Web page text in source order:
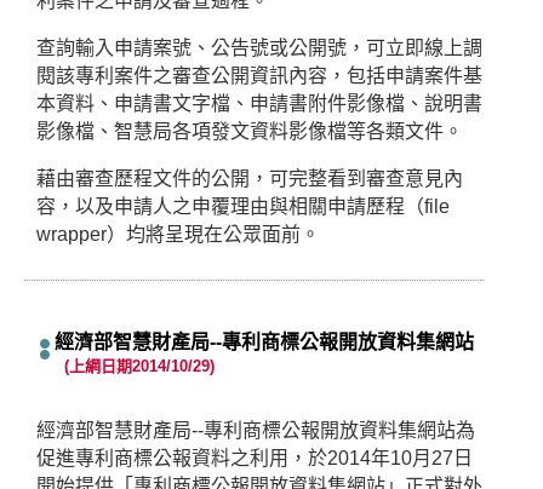
查詢輸入申請案號、公告號或公開號，可立即線上調
閱該專利案件之審查公開資訊內容，包括申請案件基
本資料、申請書文字檔、申請書附件影像檔、說明書
影像檔、智慧局各項發文資料影像檔等各類文件。
藉由審查歷程文件的公開，可完整看到審查意見內
容，以及申請人之申覆理由與相關申請歷程（file
wrapper）均將呈現在公眾面前。
經濟部智慧財產局--專利商標公報開放資料集網站
(上網日期2014/10/29)
經濟部智慧財產局--專利商標公報開放資料集網站為
促進專利商標公報資料之利用，於2014年10月27日